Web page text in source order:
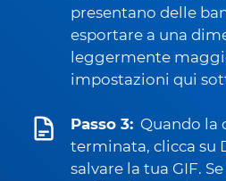
presentano delle
esportare a una
leggermente
impostazioni qui
Passo 3: Quando la
terminata, clicca su
salvare la tua GIF.